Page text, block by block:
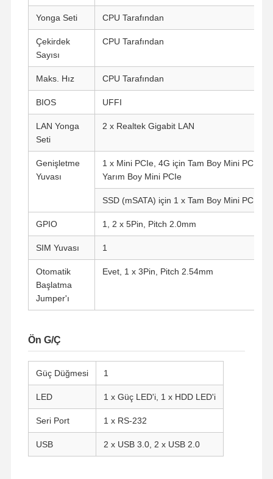
Ana Sayfa Ürünler Hakkımızda Fabrika Turu
Yonga Seti CPU Tarafından
Çekirdek
Sayısı
CPU Tarafından
Maks. Hız CPU Tarafından
BIOS UFFI
LAN Yonga
Seti
2 x Realtek Gigabit LAN
Genişletme
Yuvası
1 x Mini PCIe, 4G için Tam Boy Mini PCIe,
Yarım Boy Mini PCIe
SSD (mSATA) için 1 x Tam Boy Mini PCIe
GPIO 1, 2 x 5Pin, Pitch 2.0mm
SIM Yuvası 1
Otomatik
Başlatma
Jumper'ı
Evet, 1 x 3Pin, Pitch 2.54mm
Ön G/Ç
Güç Düğmesi 1
LED 1 x Güç LED'i, 1 x HDD LED'i
Seri Port 1 x RS-232
USB 2 x USB 3.0, 2 x USB 2.0